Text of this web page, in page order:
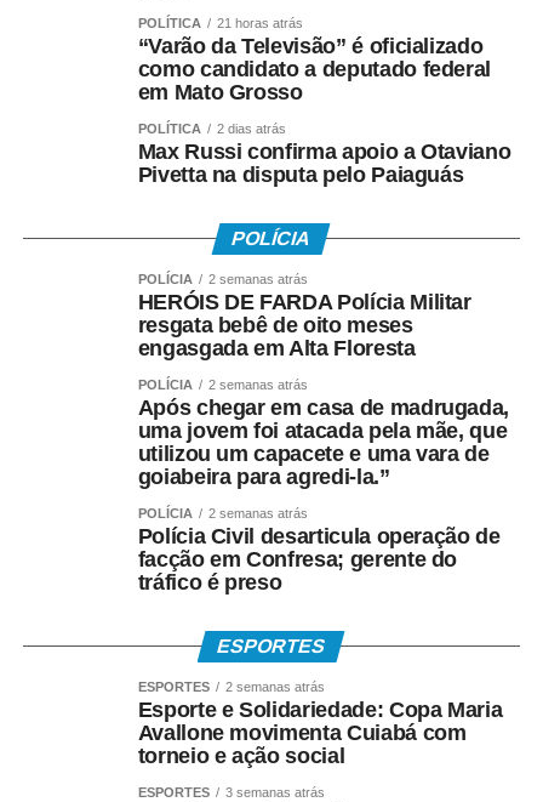
sobre a rede de apoio existente no município, que oferece
atendimento e acolhimento às mulheres vítimas de
A coordenadora do Serviço de Atendimento
Especializado (SAS), Poliana Matos, ressaltou que
nenhuma mulher precisa enfrentar essa situação sozinha.
“Estamos aqui hoje para realizar a caminhada do Agosto
importância do enfrentamento à violência contra as
mulheres. Essa campanha busca informar e sensibilizar
cada vez mais pessoas. Se você é mulher e sofre algum
Primavera do Leste existe uma rede de enfrentamento
situações de violência física, psicológica, financeira ou
qualquer outra. Quando protegemos uma mulher da
violência doméstica, protegemos também sua história,
sua saúde e seu futuro.”
POLÍTICA 21 horas atrás
“Varão da Televisão” é oficializado
como candidato a deputado federal
em Mato Grosso
POLÍTICA 2 dias atrás
Max Russi confirma apoio a Otaviano
Pivetta na disputa pelo Paiaguás
POLÍCIA
POLÍCIA 2 semanas atrás
HERÓIS DE FARDA Polícia Militar
resgata bebê de oito meses
engasgada em Alta Floresta
POLÍCIA 2 semanas atrás
Após chegar em casa de madrugada,
uma jovem foi atacada pela mãe, que
utilizou um capacete e uma vara de
goiabeira para agredi-la.”
POLÍCIA 2 semanas atrás
Polícia Civil desarticula operação de
facção em Confresa; gerente do
tráfico é preso
ESPORTES
ESPORTES 2 semanas atrás
Esporte e Solidariedade: Copa Maria
Avallone movimenta Cuiabá com
torneio e ação social
ESPORTES 3 semanas atrás